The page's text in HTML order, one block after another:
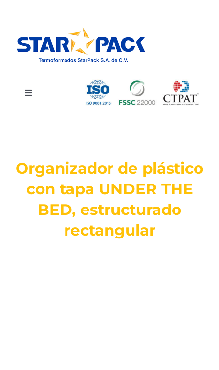
contenido
Toggle
QUIÉNES SOMOS
Organizador de plástico
con tapa UNDER THE
BED, estructurado
rectangular